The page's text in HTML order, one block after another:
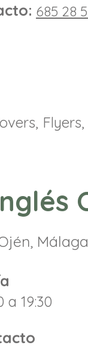
685 28
Flyers,
Málaga
a 19:30